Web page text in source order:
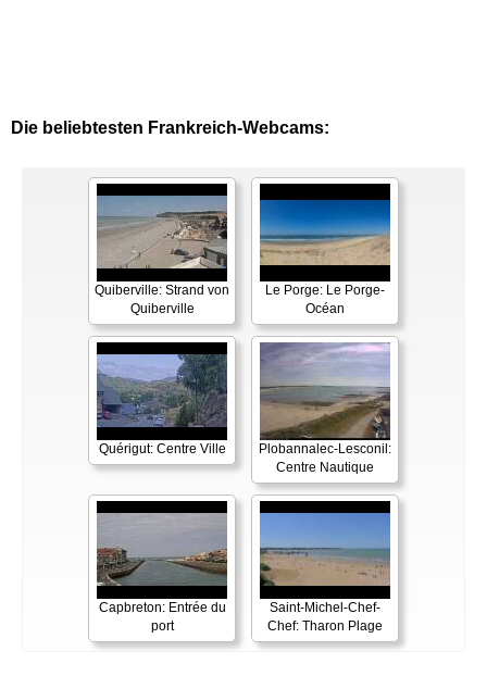
Die beliebtesten Frankreich-Webcams:
Quiberville: Strand von
Quiberville
Le Porge: Le Porge-
Océan
Quérigut: Centre Ville
Plobannalec-Lesconil:
Centre Nautique
Capbreton: Entrée du
port
Saint-Michel-Chef-
Chef: Tharon Plage